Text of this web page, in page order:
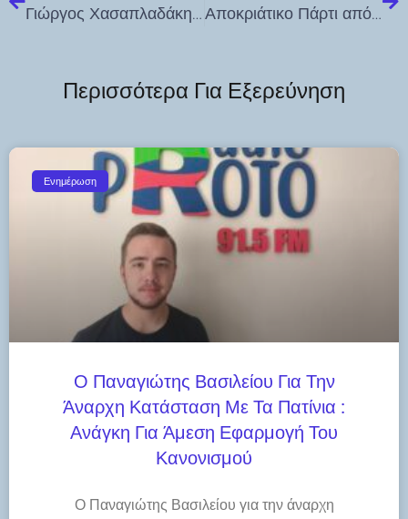
Γιώργος Χασαπλαδάκης: Κράτος-Μαφία: Τα Τέμπη και η συνενοχή της αδιαφορίας Αποκριάτικο Πάρτι από το 6ο Νηπιαγωγείο Κω την Κυριακή 23 Φεβρουαρίου
Περισσότερα Για Εξερεύνηση
Ενημέρωση
Ο Παναγιώτης Βασιλείου Για Την
Άναρχη Κατάσταση Με Τα Πατίνια :
Ανάγκη Για Άμεση Εφαρμογή Του
Κανονισμού
Ο Παναγιώτης Βασιλείου για την άναρχη